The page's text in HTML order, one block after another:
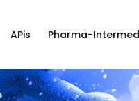
APis Pharma-